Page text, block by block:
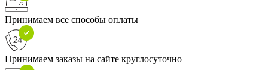
Принимаем все способы оплаты
Принимаем заказы на сайте круглосуточно